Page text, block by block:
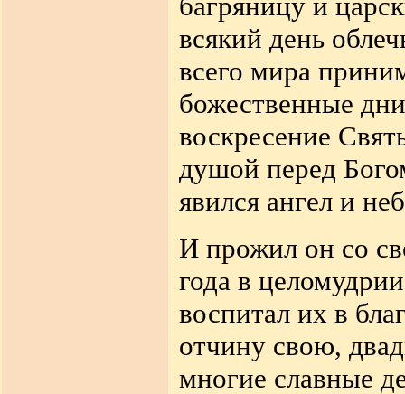
всякий день
всего мира
божественные
воскресение
душой перед
явился ангел и
И прожил он со
года в
воспитал их в
отчину свою,
многие славные